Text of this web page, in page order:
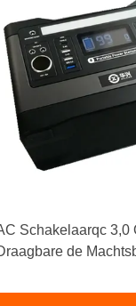
Schakelaarqc 3,0
de